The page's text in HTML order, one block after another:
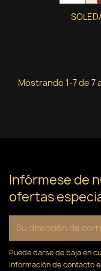
Mostrando 1-7 de 7
Infórmese de
ofertas
Puede darse de baja en
información de contacto